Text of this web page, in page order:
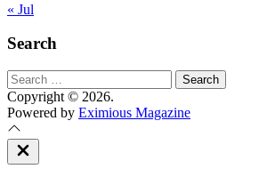
« Jul
Search
Search
for:
Copyright © 2026.
Powered by Eximious Magazine
Close
Off